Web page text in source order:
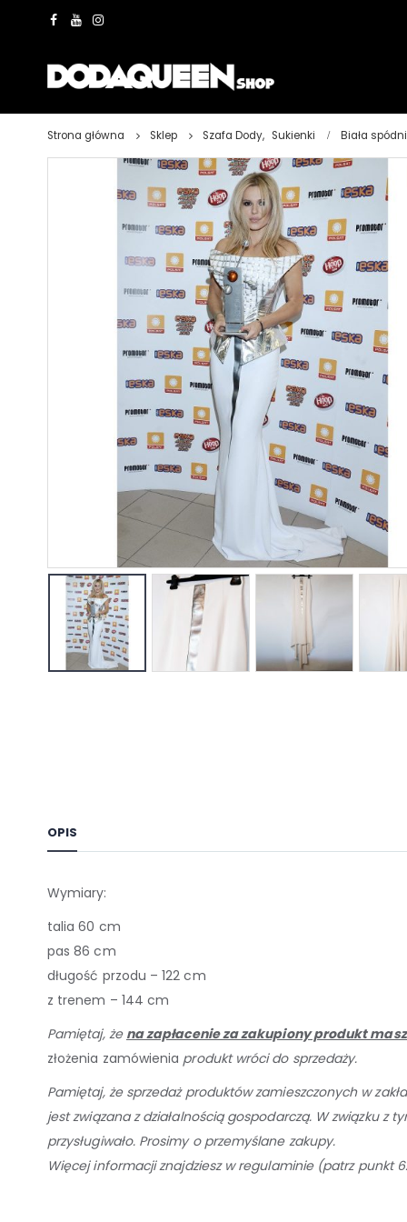
Strona główna Sklep Szafa Dody, Sukienki Biała
OPIS
Wymiary:
talia 60 cm
pas 86 cm
długość przodu – 122 cm
z trenem – 144 cm
Pamiętaj, że na zapłacenie za zakupiony produkt masz
złożenia zamówienia produkt wróci do sprzedaży.
Pamiętaj, że sprzedaż produktów zamieszczonych w
jest związana z działalnością gospodarczą. W związku
przysługiwało. Prosimy o przemyślane zakupy.
Więcej informacji znajdziesz w regulaminie (patrz punkt